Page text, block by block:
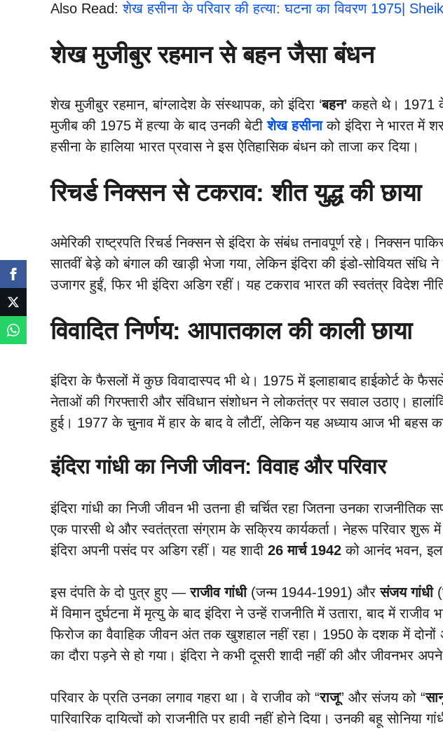
Also Read:शेख हसीना के परिवार की हत्या: घटना का विवरण 1975|
शेख मुजीबुर रहमान से बहन जैसा बंधन
शेख मुजीबुर रहमान, बांग्लादेश के संस्थापक, को इंदिरा ‘बहन’ कहते थे। 1971 के
मुजीब की 1975 में हत्या के बाद उनकी बेटीशेख हसीनाको इंदिरा ने भारत में
हसीना के हालिया भारत प्रवास ने इस ऐतिहासिक बंधन को ताजा कर दिया।
रिचर्ड निक्सन से टकराव: शीत युद्ध की छाया
अमेरिकी राष्ट्रपति रिचर्ड निक्सन से इंदिरा के संबंध तनावपूर्ण रहे। निक्सन
सातवीं बेड़े को बंगाल की खाड़ी भेजा गया, लेकिन इंदिरा की इंडो-सोवियत
उजागर हुईं, फिर भी इंदिरा अडिग रहीं। यह टकराव भारत की स्वतंत्र विदेश
विवादित निर्णय: आपातकाल की काली छाया
इंदिरा के फैसलों में कुछ विवादास्पद भी थे। 1975 में इलाहाबाद हाईकोर्ट के
नेताओं की गिरफ्तारी और संविधान संशोधन ने लोकतंत्र पर सवाल उठाए।
हुई। 1977 के चुनाव में हार के बाद वे लौटीं, लेकिन यह अध्याय आज भी बहस
इंदिरा गांधी का निजी जीवन: विवाह और परिवार
इंदिरा गांधी का निजी जीवन भी उतना ही चर्चित रहा जितना उनका
एक पारसी थे और स्वतंत्रता संग्राम के सक्रिय कार्यकर्ता। नेहरू परिवार
इंदिरा अपनी पसंद पर अडिग रहीं। यह शादी 26 मार्च 1942 को आनंद भवन,
इस दंपति के दो पुत्र हुए —राजीव गांधी(जन्म 1944-1991) औरसंजय गांधी
में विमान दुर्घटना में मृत्यु के बाद इंदिरा ने उन्हें राजनीति में उतारा, बाद में
फिरोज का वैवाहिक जीवन अंत तक खुशहाल नहीं रहा। 1950 के दशक में
का दौरा पड़ने से हो गया। इंदिरा ने कभी दूसरी शादी नहीं की और जीवनभर
परिवार के प्रति उनका लगाव गहरा था। वे राजीव को “राजू” और संजय को “
पारिवारिक दायित्वों को राजनीति पर हावी नहीं होने दिया। उनकी बहू